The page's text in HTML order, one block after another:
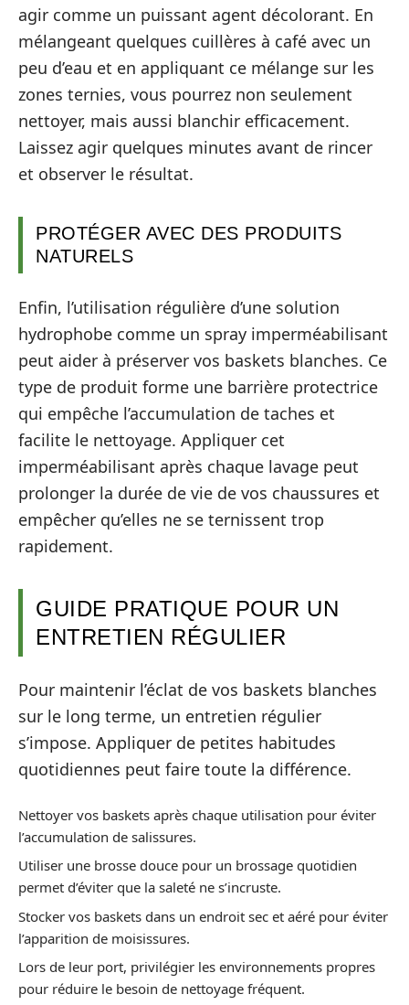
agir comme un puissant agent décolorant. En
mélangeant quelques cuillères à café avec un
peu d’eau et en appliquant ce mélange sur les
zones ternies, vous pourrez non seulement
nettoyer, mais aussi blanchir efficacement.
Laissez agir quelques minutes avant de rincer
et observer le résultat.
PROTÉGER AVEC DES PRODUITS
NATURELS
Enfin, l’utilisation régulière d’une solution
hydrophobe comme un spray imperméabilisant
peut aider à préserver vos baskets blanches. Ce
type de produit forme une barrière protectrice
qui empêche l’accumulation de taches et
facilite le nettoyage. Appliquer cet
imperméabilisant après chaque lavage peut
prolonger la durée de vie de vos chaussures et
empêcher qu’elles ne se ternissent trop
rapidement.
GUIDE PRATIQUE POUR UN
ENTRETIEN RÉGULIER
Pour maintenir l’éclat de vos baskets blanches
sur le long terme, un entretien régulier
s’impose. Appliquer de petites habitudes
quotidiennes peut faire toute la différence.
Nettoyer vos baskets après chaque utilisation pour éviter
l’accumulation de salissures.
Utiliser une brosse douce pour un brossage quotidien
permet d’éviter que la saleté ne s’incruste.
Stocker vos baskets dans un endroit sec et aéré pour éviter
l’apparition de moisissures.
Lors de leur port, privilégier les environnements propres
pour réduire le besoin de nettoyage fréquent.